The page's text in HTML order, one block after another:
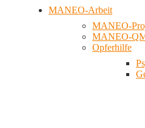
MANEO-Arbeit
MANEO-
MANEO-
Opferhilfe